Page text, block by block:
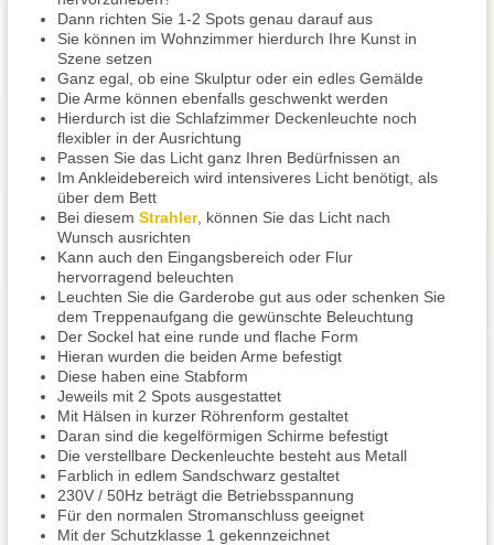
Dann richten Sie 1-2 Spots genau darauf aus
Sie können im Wohnzimmer hierdurch Ihre Kunst in
Szene setzen
Ganz egal, ob eine Skulptur oder ein edles Gemälde
Die Arme können ebenfalls geschwenkt werden
Hierdurch ist die Schlafzimmer Deckenleuchte noch
flexibler in der Ausrichtung
Passen Sie das Licht ganz Ihren Bedürfnissen an
Im Ankleidebereich wird intensiveres Licht benötigt, als
über dem Bett
Bei diesem Strahler, können Sie das Licht nach
Wunsch ausrichten
Kann auch den Eingangsbereich oder Flur
hervorragend beleuchten
Leuchten Sie die Garderobe gut aus oder schenken Sie
dem Treppenaufgang die gewünschte Beleuchtung
Der Sockel hat eine runde und flache Form
Hieran wurden die beiden Arme befestigt
Diese haben eine Stabform
Jeweils mit 2 Spots ausgestattet
Mit Hälsen in kurzer Röhrenform gestaltet
Daran sind die kegelförmigen Schirme befestigt
Die verstellbare Deckenleuchte besteht aus Metall
Farblich in edlem Sandschwarz gestaltet
230V / 50Hz beträgt die Betriebsspannung
Für den normalen Stromanschluss geeignet
Mit der Schutzklasse 1 gekennzeichnet